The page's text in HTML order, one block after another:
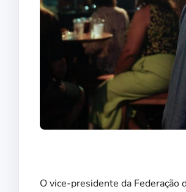
O vice-presidente da Federação